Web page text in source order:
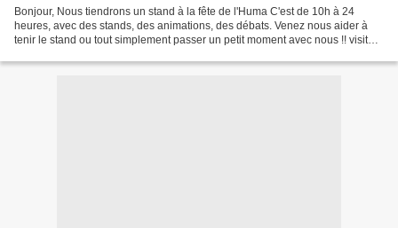
Bonjour, Nous tiendrons un stand à la fête de l'Huma C'est de 10h à 24
heures, avec des stands, des animations, des débats. Venez nous aider à
tenir le stand ou tout simplement passer un petit moment avec nous !! visitez